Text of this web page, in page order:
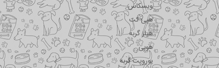
ویسکاس
هپی کت
هیلز گربه
هوبی
یوروپت گربه